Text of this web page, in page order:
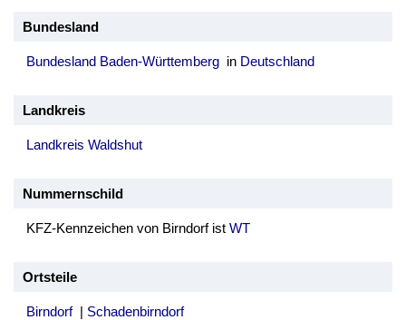
Bundesland
Bundesland Baden-Württemberg in Deutschland
Landkreis
Landkreis Waldshut
Nummernschild
KFZ-Kennzeichen von Birndorf ist WT
Ortsteile
Birndorf | Schadenbirndorf